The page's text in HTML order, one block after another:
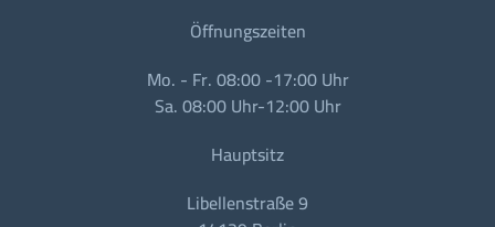
Öffnungszeiten
Mo. - Fr. 08:00 -17:00 Uhr
Sa. 08:00 Uhr-12:00 Uhr
Hauptsitz
Libellenstraße 9